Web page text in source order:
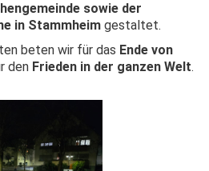
sowie der
in Stammheim gestaltet.
beten wir für das Ende von
den Frieden in der ganzen Welt.